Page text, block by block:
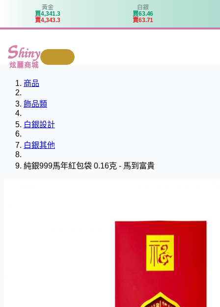
黃金
買4,341.3
賣4,343.3
白銀
買63.46
賣63.71
炫麗商城
商品
飾品類
白銀設計
白銀其他
純銀999馬年紅包袋 0.16克 - 馬到富貴